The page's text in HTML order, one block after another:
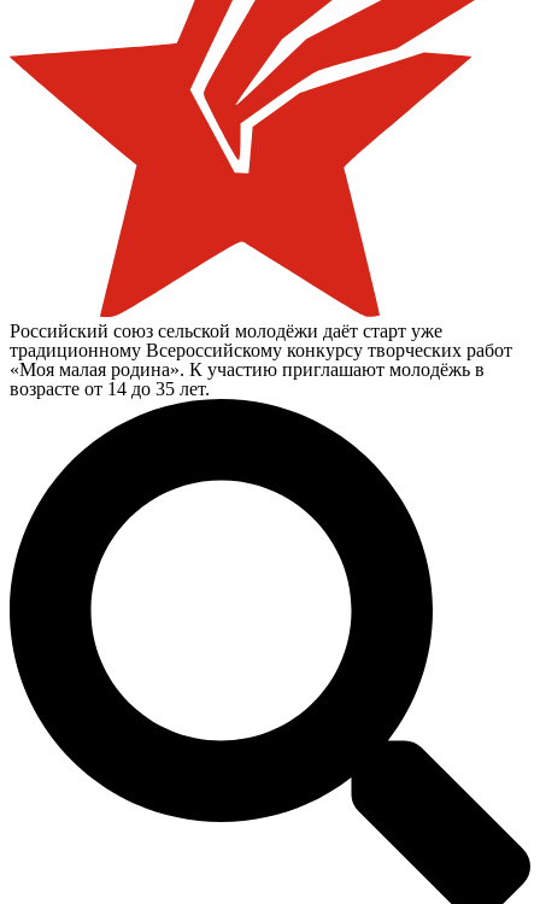
Российский союз сельской молодёжи даёт старт уже
традиционному Всероссийскому конкурсу творческих работ
«Моя малая родина». К участию приглашают молодёжь в
возрасте от 14 до 35 лет.